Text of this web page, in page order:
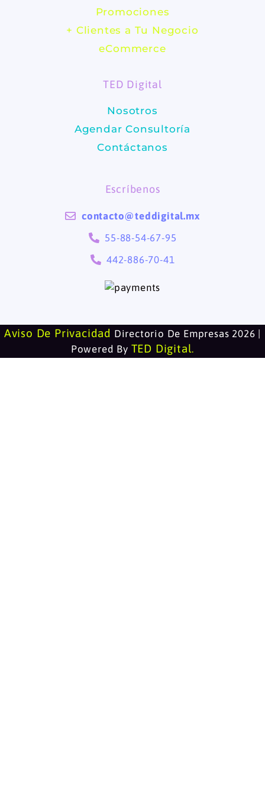
e
b
o
k
t
a
r
a
m
Promociones
+ Clientes a Tu Negocio
eCommerce
TED Digital
Nosotros
Agendar Consultoría
Contáctanos
Escríbenos
contacto@teddigital.mx
55-88-54-67-95
442-886-70-41
Aviso De Privacidad Directorio De Empresas 2026 |
Powered By TED Digital.